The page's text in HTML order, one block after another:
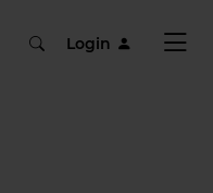
Login